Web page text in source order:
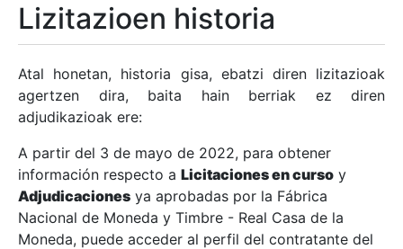
Erakutsi/Ezkutatu
Erakutsi/Ezkutatu
Erakutsi/Ezkutatu
Erakutsi/Ezkutatu
Lizitazioen historia
Atal honetan, historia gisa, ebatzi diren lizitazioak
agertzen dira, baita hain berriak ez diren
adjudikazioak ere:
A partir del 3 de mayo de 2022, para obtener
información respecto a Licitaciones en curso y
Adjudicaciones ya aprobadas por la Fábrica
Nacional de Moneda y Timbre - Real Casa de la
Moneda, puede acceder al perfil del contratante del